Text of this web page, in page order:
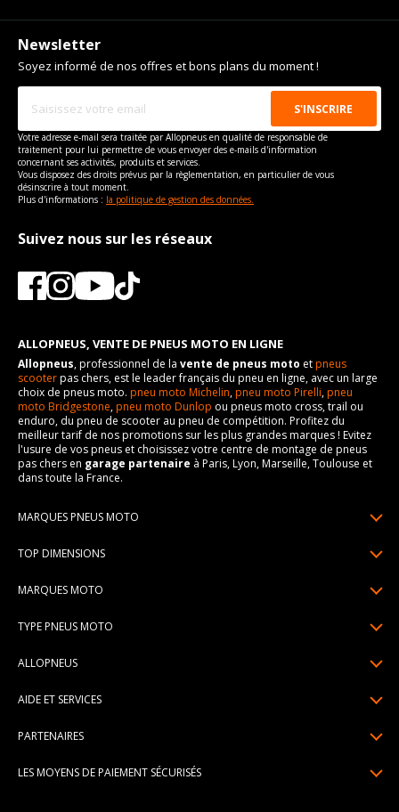
Newsletter
Soyez informé de nos offres et bons plans du moment !
Votre adresse e-mail sera traitée par Allopneus en qualité de responsable de
traitement pour lui permettre de vous envoyer des e-mails d'information
concernant ses activités, produits et services.
Vous disposez des droits prévus par la règlementation, en particulier de vous
désinscrire à tout moment.
Plus d'informations : la politique de gestion des données.
Suivez nous sur les réseaux
ALLOPNEUS, VENTE DE PNEUS MOTO EN LIGNE
Allopneus, professionnel de la vente de pneus moto etpneus
scooterpas chers, est le leader français du pneu en ligne, avec un large
choix de pneus moto. pneu moto Michelin,pneu moto Pirelli,pneu
moto Bridgestone,pneu moto Dunlop ou pneus moto cross, trail ou
enduro, du pneu de scooter au pneu de compétition. Profitez du
meilleur tarif de nos promotions sur les plus grandes marques ! Evitez
l'usure de vos pneus et choisissez votre centre de montage de pneus
pas chers en garage partenaire à Paris, Lyon, Marseille, Toulouse et
dans toute la France.
MARQUES PNEUS MOTO
Pneus Continental
Pneus Metzeler
Pneus Mitas
TOP DIMENSIONS
150/70R17
180/55R17
190/55R17
MARQUES MOTO
Pneus Kawasaki
Pneus Suzuki
Toutes les marques de moto
TYPE PNEUS MOTO
Pneus moto trail
Pneus cross / enduro / trial
ALLOPNEUS
Espace Presse
AIDE ET SERVICES
Livraisons standard / express
PARTENAIRES
LES MOYENS DE PAIEMENT SÉCURISÉS